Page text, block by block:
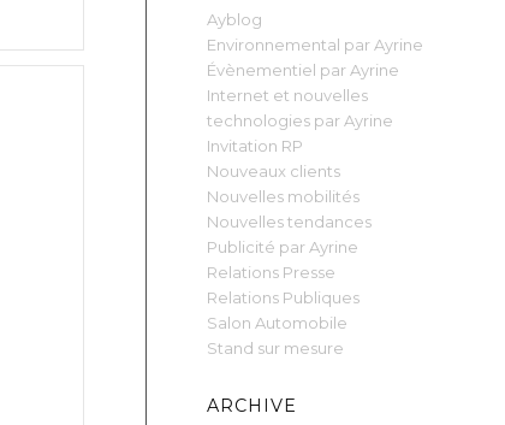
Ayblog
Environnemental par Ayrine
Évènementiel par Ayrine
Internet et nouvelles
technologies par Ayrine
Invitation RP
Nouveaux clients
Nouvelles mobilités
Nouvelles tendances
Publicité par Ayrine
Relations Presse
Relations Publiques
Salon Automobile
Stand sur mesure
ARCHIVE